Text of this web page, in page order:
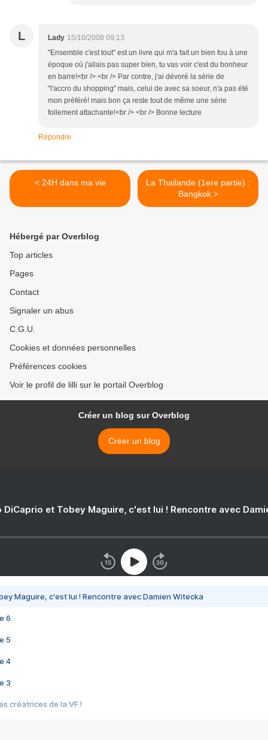
L Lady 15/10/2008 09:13
"Ensemble c'est tout" est un livre qui m'a fait un bien fou à une
époque où j'allais pas super bien, tu vas voir c'est du bonheur
en barre!<br /> <br /> Par contre, j'ai dévoré la série de
"l'accro du shopping" mais, celui de avec sa soeur, n'a pas été
mon préféré! mais bon ça reste tout de même une série
follement attachante!<br /> <br /> Bonne lecture
Répondre
< 24H dans ma vie
La Thailande (1ere partie) :
Bangkok >
Hébergé par Overblog
Top articles
Pages
Contact
Signaler un abus
C.G.U.
Cookies et données personnelles
Préférences cookies
Voir le profil de lilli sur le portail Overblog
Créer un blog sur Overblog
Créer un blog
DiCaprio et Tobey Maguire, c'est lui ! Rencontre avec
Maguire, c'est lui ! Rencontre avec Damien Witecka
6
5
4
3
créatrices de la VF !